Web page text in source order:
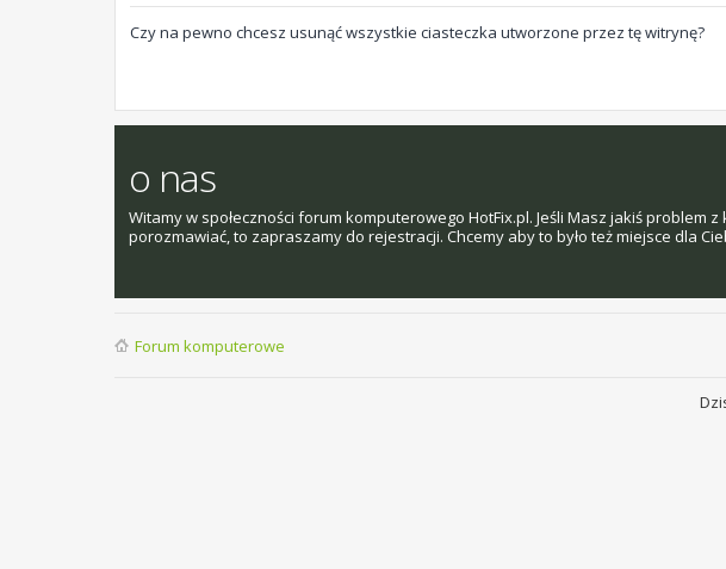
Czy na pewno chcesz usunąć wszystkie ciasteczka utworzone przez tę witrynę?
o nas
Witamy w społeczności forum komputerowego HotFix.pl. Jeśli Masz jakiś
porozmawiać, to zapraszamy do rejestracji. Chcemy aby to było też miejsce dla
Forum komputerowe